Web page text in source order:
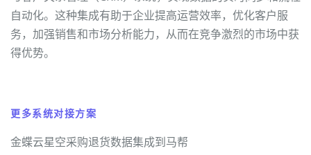
自动化。这种集成有助于企业提高运营效率，优化客户服
务，加强销售和市场分析能力，从而在竞争激烈的市场中获
得优势。
更多系统对接方案
金蝶云星空采购退货数据集成到马帮